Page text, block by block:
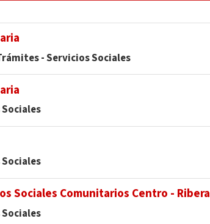
- Servicios Sociales
Sociales Comunitarios Centro - Ribera